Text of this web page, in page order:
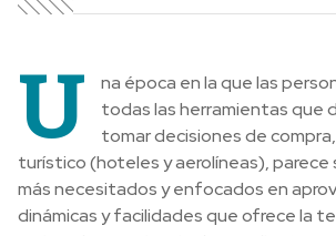
U
na época en la que las
todas las herramientas que
tomar decisiones de
turístico (hoteles y aerolíneas), parece
más necesitados y enfocados en
dinámicas y facilidades que ofrece la